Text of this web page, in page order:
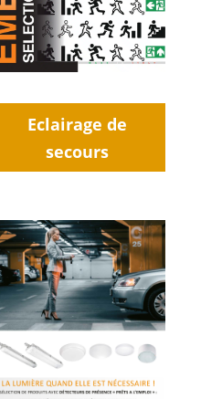
Eclairage de
secours